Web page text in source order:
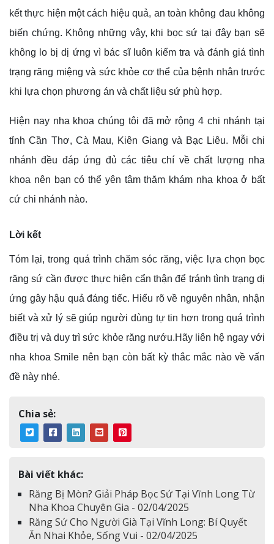
kết thực hiện một cách hiệu quả, an toàn không đau không
biến chứng. Không những vậy, khi bọc sứ tại đây bạn sẽ
không lo bị dị ứng vì bác sĩ luôn kiểm tra và đánh giá tình
trạng răng miệng và sức khỏe cơ thể của bệnh nhân trước
khi lựa chọn phương án và chất liệu sứ phù hợp.
Hiện nay nha khoa chúng tôi đã mở rộng 4 chi nhánh tại
tỉnh Cần Thơ, Cà Mau, Kiên Giang và Bạc Liêu. Mỗi chi
nhánh đều đáp ứng đủ các tiêu chí về chất lượng nha
khoa nên bạn có thể yên tâm thăm khám nha khoa ở bất
cứ chi nhánh nào.
Lời kết
Tóm lại, trong quá trình chăm sóc răng, việc lựa chọn bọc
răng sứ cần được thực hiện cẩn thận để tránh tình trạng dị
ứng gây hậu quả đáng tiếc. Hiểu rõ về nguyên nhân, nhận
biết và xử lý sẽ giúp người dùng tự tin hơn trong quá trình
điều trị và duy trì sức khỏe răng nướu.Hãy liên hệ ngay với
nha khoa Smile nên bạn còn bất kỳ thắc mắc nào về vấn
đề này nhé.
Chia sẻ:
Bài viết khác:
Răng Bị Mòn? Giải Pháp Bọc Sứ Tại Vĩnh Long Từ
Nha Khoa Chuyên Gia - 02/04/2025
Răng Sứ Cho Người Già Tại Vĩnh Long: Bí Quyết
Ăn Nhai Khỏe, Sống Vui - 02/04/2025